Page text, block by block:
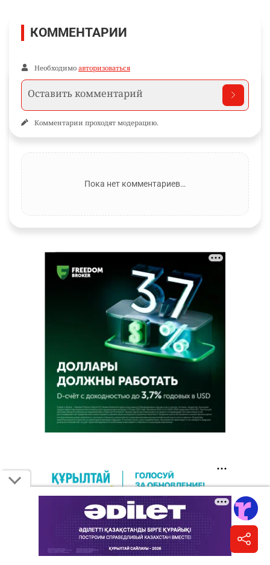
КОММЕНТАРИИ
Необходимо авторизоваться
Комментарии проходят модерацию.
Пока нет комментариев…
официально